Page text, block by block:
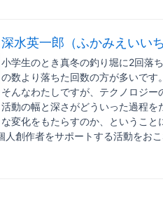
深水英一郎（ふかみえいいち
小学生のとき真冬の釣り堀に2回落
の数より落ちた回数の方が多いです。
そんなわたしですが、テクノロジ
活動の幅と深さがどういった過程
な変化をもたらすのか、というこ
人創作者をサポートする活動をおこ